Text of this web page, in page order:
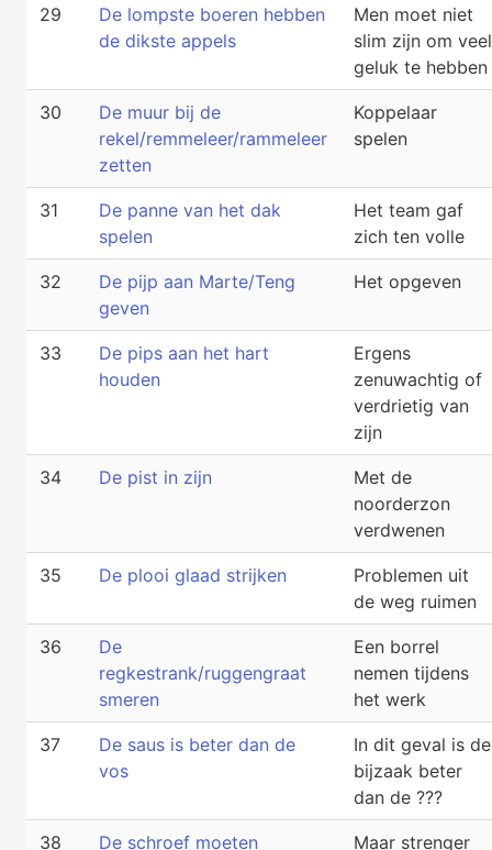
29
De lompste boeren hebben
de dikste appels
Men moet niet
slim zijn om veel
geluk te hebben
30
De muur bij de
rekel/remmeleer/rammeleer
zetten
Koppelaar
spelen
31
De panne van het dak
spelen
Het team gaf
zich ten volle
32
De pijp aan Marte/Teng
geven
Het opgeven
33
De pips aan het hart
houden
Ergens
zenuwachtig of
verdrietig van
zijn
34 De pist in zijn
Met de
noorderzon
verdwenen
35 De plooi glaad strijken
Problemen uit
de weg ruimen
36
De
regkestrank/ruggengraat
smeren
Een borrel
nemen tijdens
het werk
37
De saus is beter dan de
vos
In dit geval is de
bijzaak beter
dan de ???
38 De schroef moeten Maar strenger